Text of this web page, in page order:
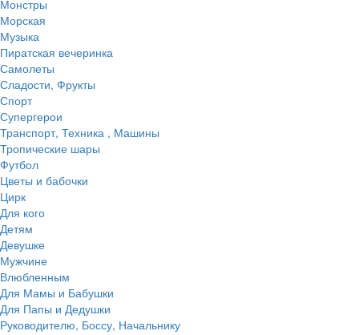
Монстры
Морская
Музыка
Пиратская вечеринка
Самолеты
Сладости, Фрукты
Спорт
Супергерои
Транспорт, Техника , Машины
Тропические шары
Футбол
Цветы и бабочки
Цирк
Для кого
Детям
Девушке
Мужчине
Влюбленным
Для Мамы и Бабушки
Для Папы и Дедушки
Руководителю, Боссу, Начальнику